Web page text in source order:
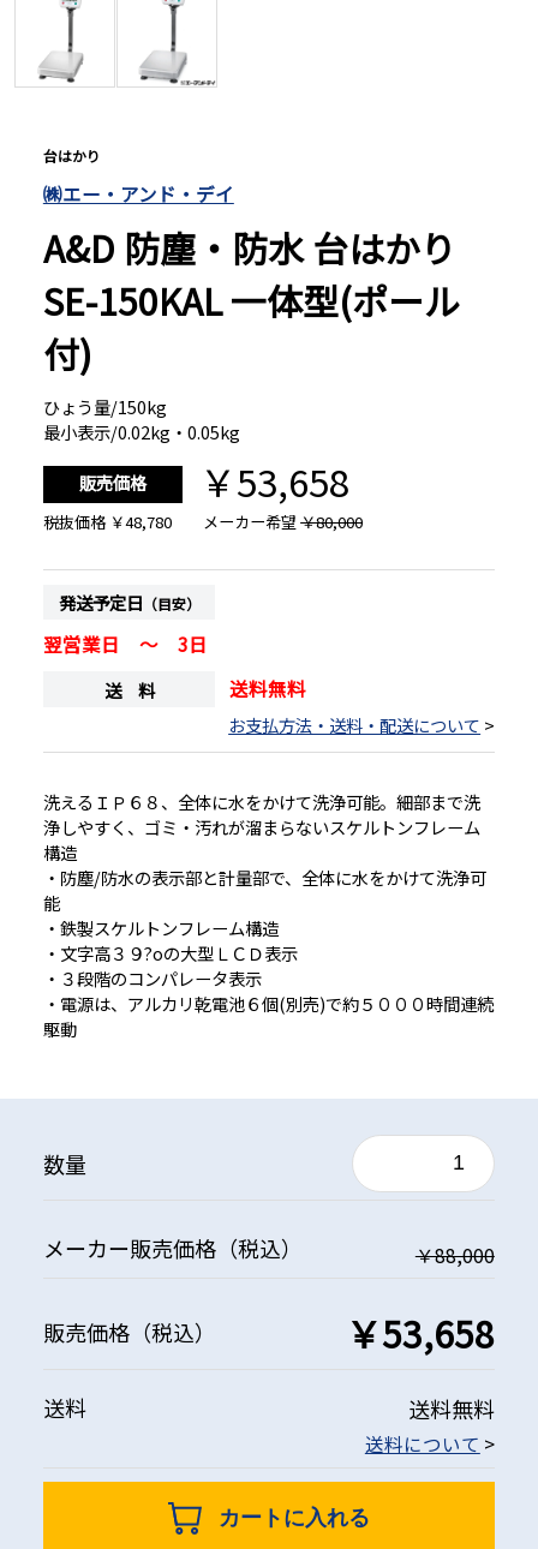
色々な計測器
レベル・勾配測定
オプション
台はかり
㈱エー・アンド・デイ
A&D 防塵・防水 台はかり
SE-150KAL 一体型(ポール
付)
ひょう量/150kg
最小表示/0.02kg・0.05kg
販売価格 ￥53,658
税抜価格 ￥48,780 メーカー希望￥80,000
発送予定日 （目安）
翌営業日 ～ 3日
送 料 送料無料
お支払方法・送料・配送について >
洗えるＩＰ６８、全体に水をかけて洗浄可能。細部まで洗
浄しやすく、ゴミ・汚れが溜まらないスケルトンフレーム
構造
・防塵/防水の表示部と計量部で、全体に水をかけて洗浄可
能
・鉄製スケルトンフレーム構造
・文字高３９?oの大型ＬＣＤ表示
・３段階のコンパレータ表示
・電源は、アルカリ乾電池６個(別売)で約５０００時間連続
駆動
数量
メーカー販売価格（税込） ￥88,000
販売価格（税込） ￥53,658
送料 送料無料
送料について >
カートに入れる